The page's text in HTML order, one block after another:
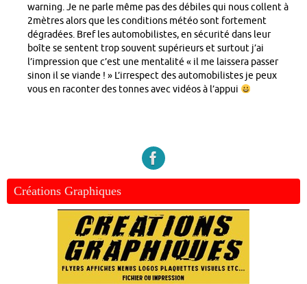
warning. Je ne parle même pas des débiles qui nous collent à
2mètres alors que les conditions météo sont fortement
dégradées. Bref les automobilistes, en sécurité dans leur
boîte se sentent trop souvent supérieurs et surtout j’ai
l’impression que c’est une mentalité « il me laissera passer
sinon il se viande ! » L’irrespect des automobilistes je peux
vous en raconter des tonnes avec vidéos à l’appui
Créations Graphiques